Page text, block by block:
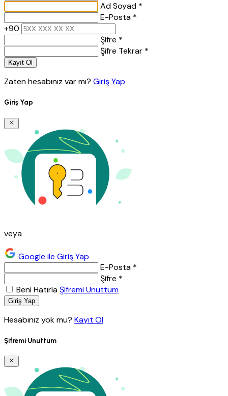
Ad Soyad *
E-Posta *
+90
Şifre *
Şifre Tekrar *
Kayıt Ol
Zaten hesabınız var mı? Giriş Yap
Giriş Yap
veya
Google ile Giriş Yap
E-Posta *
Şifre *
Beni HatırlaŞifremi Unuttum
Giriş Yap
Hesabınız yok mu? Kayıt Ol
Şifremi Unuttum